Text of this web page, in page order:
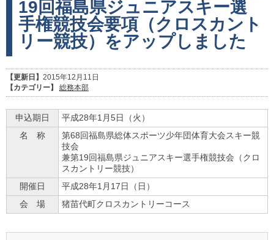
19回福島県ジュニアスキー選
手権競技会要項（クロスカント
リー競技）をアップしました
【更新日】 2015年12月11日
【カテゴリー】
総務本部
申込期日
平成28年1月5日（火）
名 称
第68回福島県総体スポーツ少年団体育大会スキー競
技会
兼第19回福島県ジュニアスキー選手権競技会（クロ
スカントリー競技）
開催日
平成28年1月17日（日）
会 場
猪苗代町クロスカントリーコース